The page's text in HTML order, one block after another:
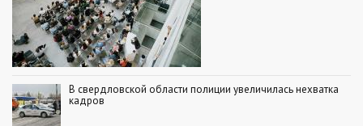
В свердловской области полиции увеличилась нехватка
кадров